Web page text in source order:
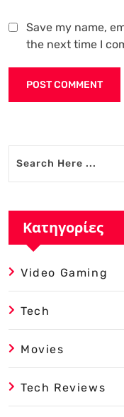
Save my name,
the next time I
Κατηγορίες
Video Gaming
Tech
Movies
Tech Reviews